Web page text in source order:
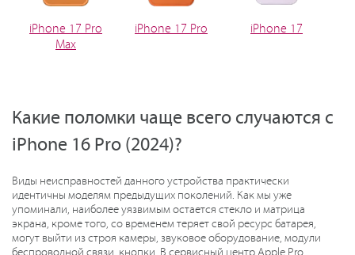
iPhone 17 Pro
Max
iPhone 17 Pro iPhone 17
Какие поломки чаще всего случаются с
iPhone 16 Pro (2024)?
Виды неисправностей данного устройства практически
идентичны моделям предыдущих поколений. Как мы уже
упоминали, наиболее уязвимым остается стекло и матрица
экрана, кроме того, со временем теряет свой ресурс батарея,
могут выйти из строя камеры, звуковое оборудование, модули